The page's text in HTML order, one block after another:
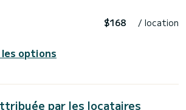
$168 / location
options
par les locataires